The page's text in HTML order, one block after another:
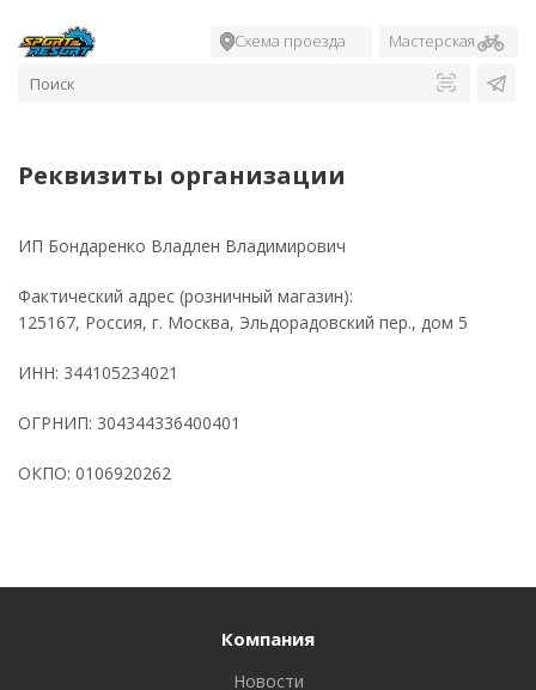
Схема проезда Мастерская
Реквизиты организации
ИП Бондаренко Владлен Владимирович
Фактический адрес (розничный магазин):
125167, Россия, г. Москва, Эльдорадовский пер., дом 5
ИНН: 344105234021
ОГРНИП: 304344336400401
ОКПО: 0106920262
Компания
Новости